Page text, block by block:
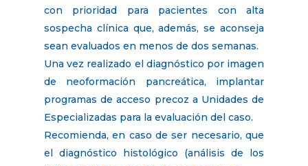
con prioridad para pacientes con alta
sospecha clínica que, además, se aconseja
sean evaluados en menos de dos semanas.
Una vez realizado el diagnóstico por imagen
de neoformación pancreática, implantar
programas de acceso precoz a Unidades de
Especializadas para la evaluación del caso.
Recomienda, en caso de ser necesario, que
el diagnóstico histológico (análisis de los